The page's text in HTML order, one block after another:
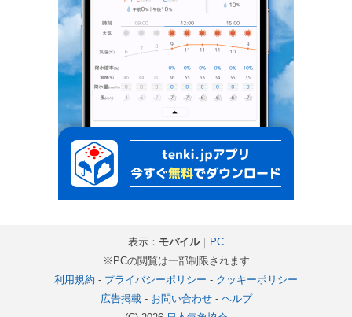
表示： モバイル｜
PC
※PCの閲覧は一部制限されます
利用規約 - プライバシーポリシー - クッキーポリシー
広告掲載- お問い合わせ- ヘルプ